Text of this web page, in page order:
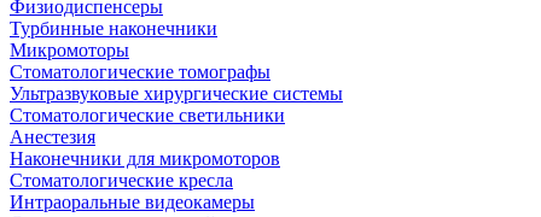
Физиодиспенсеры
Турбинные наконечники
Микромоторы
Стоматологические томографы
Ультразвуковые хирургические системы
Стоматологические светильники
Анестезия
Наконечники для микромоторов
Стоматологические кресла
Интраоральные видеокамеры